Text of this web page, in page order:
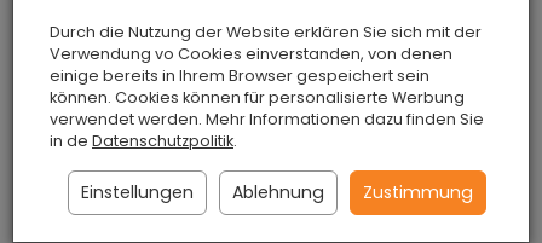
für eine Vielzahl von Anwendungen. Selbstklebender
Kork ist eine der praktischsten Lösungen, die auf viele
verschiedene Arten verwendet werden kann.
Anbringen von Kork
Durch die Nutzung der Website erklären Sie sich mit der
Verwendung vo Cookies einverstanden, von denen
einige bereits in Ihrem Browser gespeichert sein
können. Cookies können für personalisierte Werbung
verwendet werden. Mehr Informationen dazu finden Sie
in de Datenschutzpolitik.
Einstellungen Ablehnung Zustimmung